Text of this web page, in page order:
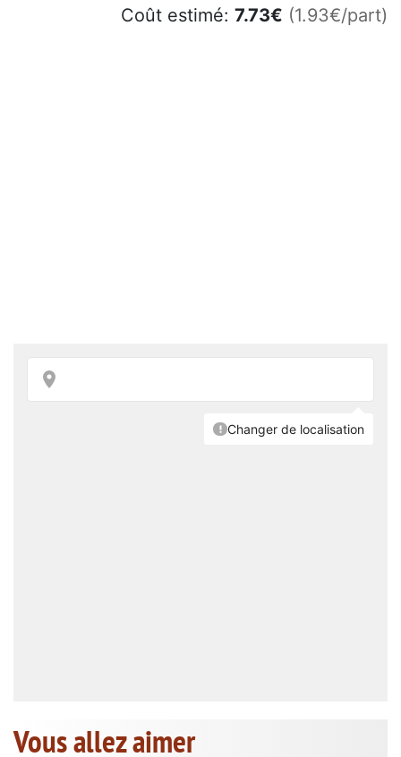
Coût estimé: 7.73€ (1.93€/part)
Vous allez aimer